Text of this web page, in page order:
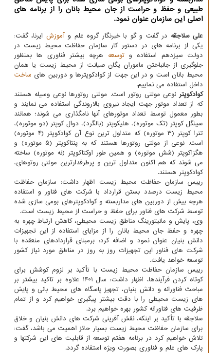
طبیعی و حفظ و حراست از جان محیط بانان را از برنامه های
اصلی این سازمان عنوان نمود.
علی سلاجقه در گفت و گو با خبرنگار گروه علم وآموزش ایرنا، گفت:
یکی از برنامه های در دستور کار سازمان حفاظت محیط زیست در
دولت سیزدهم استفاده وتوسعه هرچه بیشتر فناوری ها بمنظور
جلوگیری از جانباختن ماموران یگان صیانت از محیط زیست یا همان
محیط بانان است و در این جهت از کوادکوپترها و دوربین های ساخت
داخل استفاده می نماییم.
کوادکوپتر نوعی مولتی روتور است. مولتی روتورها نوعی وسیله هستند
که از تعداد موتور جهت ایجاد نیروی بالاروندگی استفاده می نمایند و
بطور معمول توسط تعداد موتورهای آنها نامگذاری می شوند؛ همانند
سینگل کوپتر (تک موتوره)، هلیکوپتر (بالگرد)، دوال کوپتر (دو موتوره)،
تترا کوپتر (۳ موتوره) که متداول ترین نوع آن کوادکوپتر (۴ موتوره)
است. نوعی از مولتی روتورها هستند که به پنتاکوپتر (۵ موتوره) و
هگزاکوپتر (شش موتوره) و همین طور اوکتاکوپتر (نه موتوره) ساخته
می شوند که هم اکنون متداول ترین و پرطرفدارترین مولتی روتوهای،
کوادکوپتر هستند.
رییس سازمان حفاظت محیط زیست اظهار داشت: سازمان حفاظت
محیط زیست درصدد بستن قرارداد با شرکت های فناور و استفاده
هرچه بیش از دوربین های مداربسته و کوادکوپترهای بومی سازی شده
توسط شرکت های فناور برای حفظ و حراست از محیط زیست است.
وی، پایش و مانیتورینگ مناطق زیست محیطی، کاهش ارتباط چهره به
چهره و حفظ جان محیط بانان را از مزایای استفاده از این تجهیزات
دانش بنیان عنوان نمود و اضافه کرد: برمبنای قراردادهای منعقده با
شرکت های فناور این تجهیزات روز به روز در مناطق مورد نیاز کشور
توسعه خواهد یافت.
رییس سازمان حفاظت محیط زیست با تأکید بر لزوم کوشش برای
کوتاه کردن فرآیندها، اظهار داشت: سال ۱۴۰۱ علاوه بر تاکید بیشتر بر
مباحث فناورانه و دانش بنیان، تجهیز پاسگاه های محیط بانی و پایش
های زیست محیطی را با دقت بیشتر پیگیری خواهیم کرد و از تمام
ظرفیت های فناورانه کشور بهره خواهیم برد.
سلاجقه با تأکید بر اینکه، نقش آفرینی شرکت های دانش بنیان و خلاق
برای سازمان حفاظت محیط زیست بسیار حائز اهمیت می باشد، گفت:
تلاش خواهیم کرد در برنامه هفتم توسعه از قابلیت های این شرکتها و
پارک های علم و فناوری بصورت ویژه استفاده گردد.